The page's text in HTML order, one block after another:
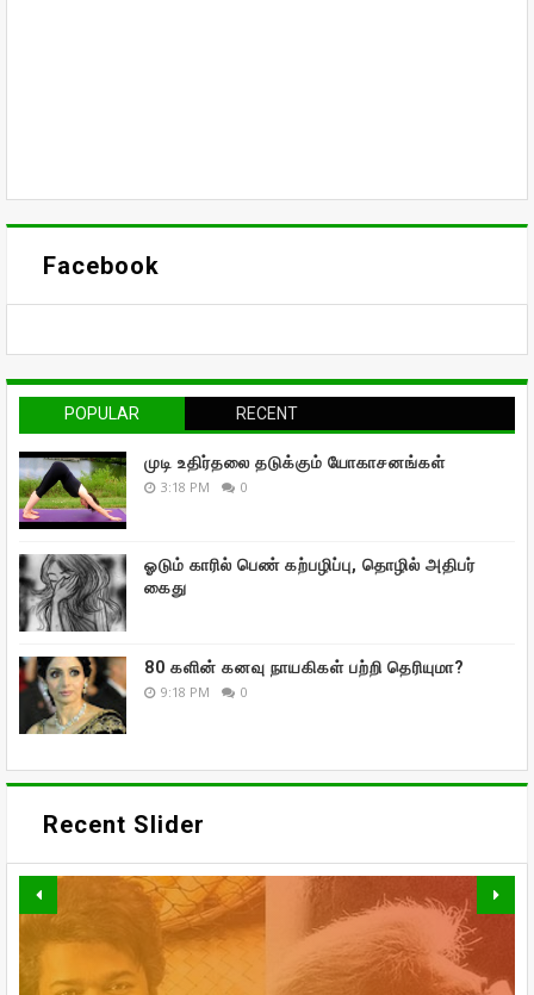
Facebook
POPULAR RECENT
முடி உதிர்தலை தடுக்கும் யோகாசனங்கள்
3:18 PM 0
ஓடும் காரில் பெண் கற்பழிப்பு, தொழில் அதிபர்
கைது
80 களின் கனவு நாயகிகள் பற்றி தெரியுமா?
9:18 PM 0
Recent Slider